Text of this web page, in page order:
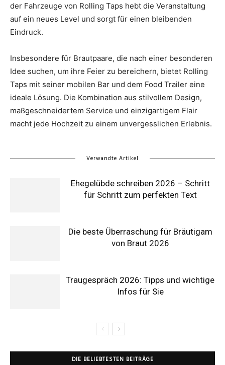
der Fahrzeuge von Rolling Taps hebt die Veranstaltung
auf ein neues Level und sorgt für einen bleibenden
Eindruck.
Insbesondere für Brautpaare, die nach einer besonderen
Idee suchen, um ihre Feier zu bereichern, bietet Rolling
Taps mit seiner mobilen Bar und dem Food Trailer eine
ideale Lösung. Die Kombination aus stilvollem Design,
maßgeschneidertem Service und einzigartigem Flair
macht jede Hochzeit zu einem unvergesslichen Erlebnis.
Verwandte Artikel
Ehegelübde schreiben 2026 – Schritt
für Schritt zum perfekten Text
Die beste Überraschung für Bräutigam
von Braut 2026
Traugespräch 2026: Tipps und wichtige
Infos für Sie
DIE BELIEBTESTEN BEITRÄGE